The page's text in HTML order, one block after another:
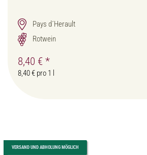
Pays d´Herault
Rotwein
8,40 € *
8,40 € pro 1 l
VERSAND UND ABHOLUNG MÖGLICH